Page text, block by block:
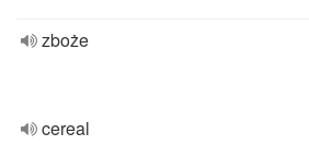
zboże
cereal